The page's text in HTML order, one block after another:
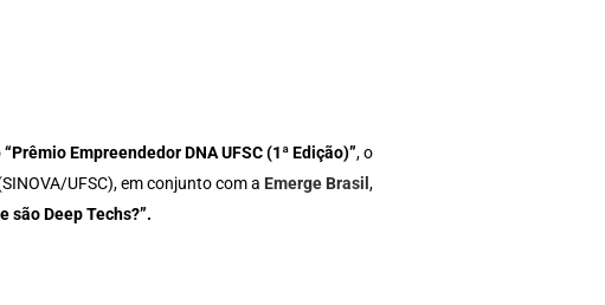
“Prêmio Empreendedor DNA UFSC (1ª Edição)”, o
UFSC), em conjunto com a Emerge Brasil ,
são Deep Techs?”.